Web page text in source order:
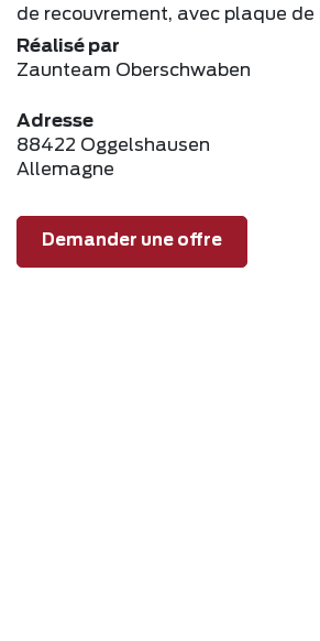
de recouvrement, avec plaque de
Réalisé par
Zaunteam Oberschwaben
Adresse
88422 Oggelshausen
Allemagne
Demander une offre